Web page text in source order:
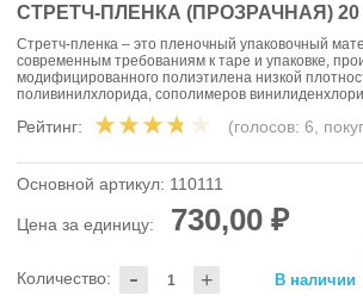
СТРЕТЧ-ПЛЕНКА (ПРОЗРАЧНАЯ) 20
Стретч-пленка – это пленочный упаковочный
современным требованиям к таре и упаковке,
модифицированного полиэтилена низкой
поливинилхлорида, сополимеров
Рейтинг: (голосов: 6,
Основной артикул: 110111
Цена за единицу: 730,00 ₽
- +
Количество: В наличии